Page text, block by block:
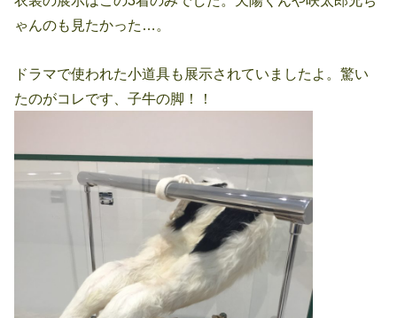
ゃんのも見たかった…。
ドラマで使われた小道具も展示されていましたよ。驚い
たのがコレです、子牛の脚！！